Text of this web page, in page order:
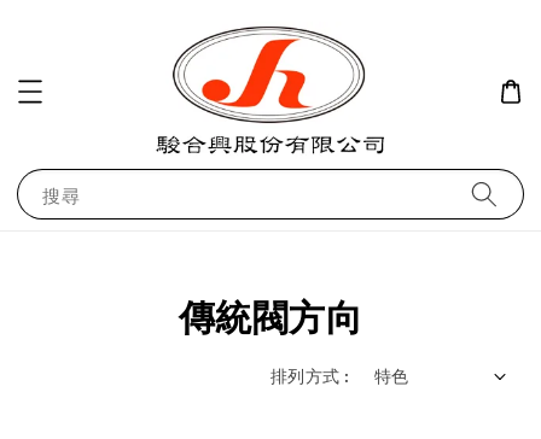
搜尋
傳統閥方向
排列方式 :